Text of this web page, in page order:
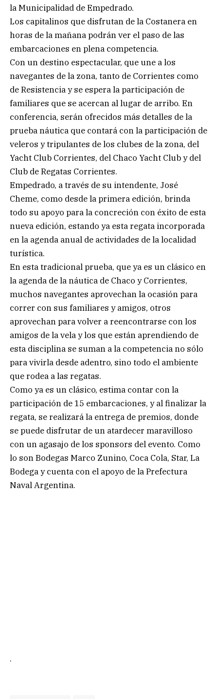
la Municipalidad de Empedrado.
Los capitalinos que disfrutan de la Costanera en
horas de la mañana podrán ver el paso de las
embarcaciones en plena competencia.
Con un destino espectacular, que une a los
navegantes de la zona, tanto de Corrientes como
de Resistencia y se espera la participación de
familiares que se acercan al lugar de arribo. En
conferencia, serán ofrecidos más detalles de la
prueba náutica que contará con la participación de
veleros y tripulantes de los clubes de la zona, del
Yacht Club Corrientes, del Chaco Yacht Club y del
Club de Regatas Corrientes.
Empedrado, a través de su intendente, José
Cheme, como desde la primera edición, brinda
todo su apoyo para la concreción con éxito de esta
nueva edición, estando ya esta regata incorporada
en la agenda anual de actividades de la localidad
turística.
En esta tradicional prueba, que ya es un clásico en
la agenda de la náutica de Chaco y Corrientes,
muchos navegantes aprovechan la ocasión para
correr con sus familiares y amigos, otros
aprovechan para volver a reencontrarse con los
amigos de la vela y los que están aprendiendo de
esta disciplina se suman a la competencia no sólo
para vivirla desde adentro, sino todo el ambiente
que rodea a las regatas.
Como ya es un clásico, estima contar con la
participación de 15 embarcaciones, y al finalizar la
regata, se realizará la entrega de premios, donde
se puede disfrutar de un atardecer maravilloso
con un agasajo de los sponsors del evento. Como
lo son Bodegas Marco Zunino, Coca Cola, Star, La
Bodega y cuenta con el apoyo de la Prefectura
Naval Argentina.
.